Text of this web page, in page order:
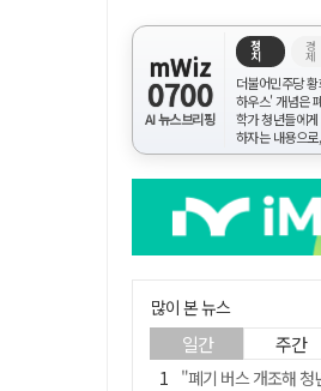
mWiz
0700
AI 뉴스브리핑
정
치
경
제
더불어민주당
하우스' 개념은
학가 청년들에
하자는 내용으
많이 본 뉴스
일간 주간
"폐기 버스 개조해 청년주택" 與 황